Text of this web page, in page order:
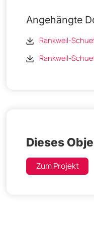
Angehängte
Rankweil-
Rankweil-
Dieses
Zum Projekt